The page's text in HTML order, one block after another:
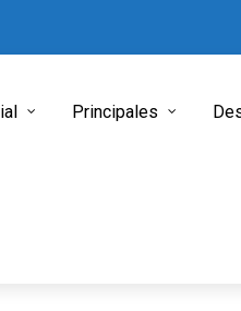
Principales